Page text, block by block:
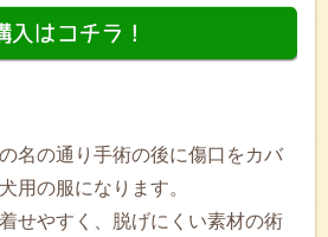
名の通り手術の後に傷口をカバ
用の服になります。
せやすく、脱げにくい素材の術